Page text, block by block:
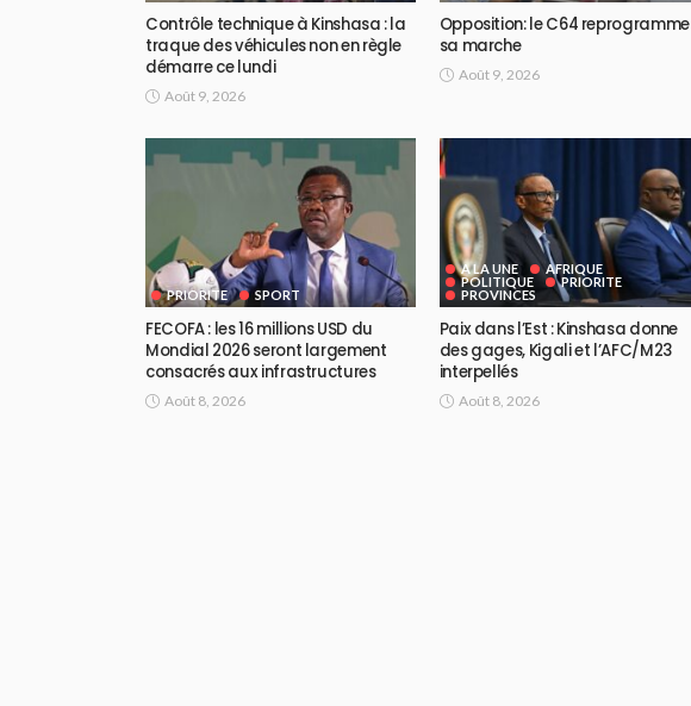
Contrôle technique à Kinshasa : la
traque des véhicules non en règle
démarre ce lundi
Août 9, 2026
Opposition: le C64 reprogramme
sa marche
Août 9, 2026
PRIORITE SPORT
FECOFA : les 16 millions USD du
Mondial 2026 seront largement
consacrés aux infrastructures
Août 8, 2026
A LA UNE
AFRIQUE
POLITIQUE
PRIORITE
PROVINCES
Paix dans l’Est : Kinshasa donne
des gages, Kigali et l’AFC/M23
interpellés
Août 8, 2026